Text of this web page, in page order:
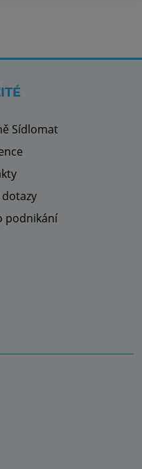
Sídlomat
dotazy
podnikání